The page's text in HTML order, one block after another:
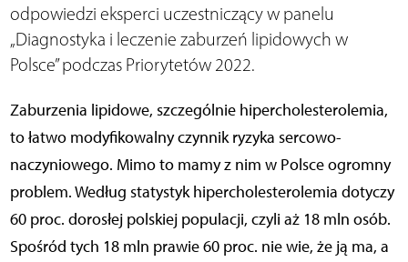
odpowiedzi eksperci uczestniczący w panelu
„Diagnostyka i leczenie zaburzeń lipidowych w
Polsce” podczas Priorytetów 2022.
Zaburzenia lipidowe, szczególnie hipercholesterolemia,
to łatwo modyfikowalny czynnik ryzyka sercowo-
naczyniowego. Mimo to mamy z nim w Polsce ogromny
problem. Według statystyk hipercholesterolemia dotyczy
60 proc. dorosłej polskiej populacji, czyli aż 18 mln osób.
Spośród tych 18 mln prawie 60 proc. nie wie, że ją ma, a